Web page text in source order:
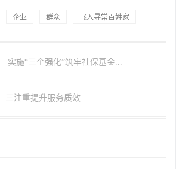
企业 群众 飞入寻常百姓家
实施“三个强化”筑牢社保基金...
三注重提升服务质效